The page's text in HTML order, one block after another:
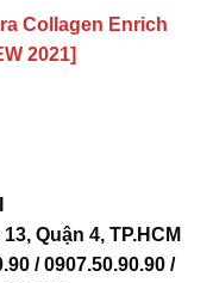
Collagen Enrich
2021]
Quận 4, TP.HCM
/ 0907.50.90.90 /